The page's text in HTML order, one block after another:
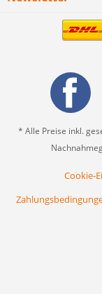
* Alle Preise inkl.
Cookie-